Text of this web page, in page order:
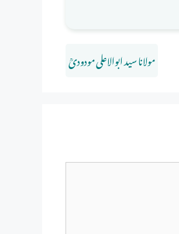
مولانا سید ابوالاعلی مودودیؒ